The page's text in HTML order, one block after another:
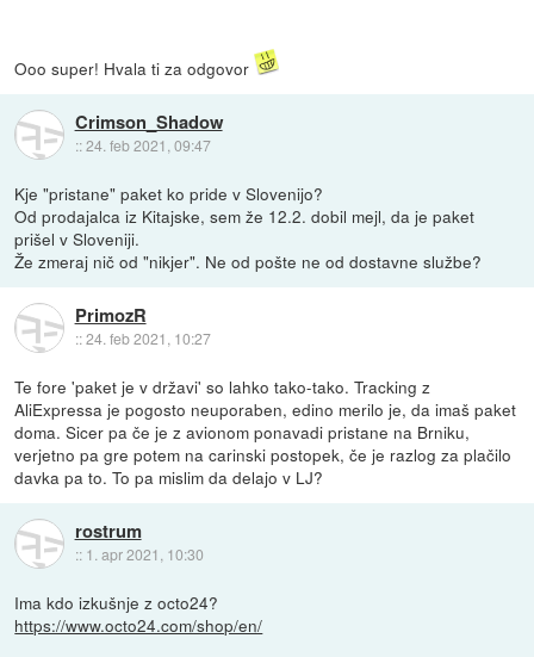
Ooo super! Hvala ti za odgovor
Crimson_Shadow
::24. feb 2021, 09:47
Kje "pristane" paket ko pride v Slovenijo?
Od prodajalca iz Kitajske, sem že 12.2. dobil mejl, da je paket
prišel v Sloveniji.
Že zmeraj nič od "nikjer". Ne od pošte ne od dostavne službe?
PrimozR
::24. feb 2021, 10:27
Te fore 'paket je v državi' so lahko tako-tako. Tracking z
AliExpressa je pogosto neuporaben, edino merilo je, da imaš paket
doma. Sicer pa če je z avionom ponavadi pristane na Brniku,
verjetno pa gre potem na carinski postopek, če je razlog za plačilo
davka pa to. To pa mislim da delajo v LJ?
rostrum
:: 1. apr 2021, 10:30
Ima kdo izkušnje z octo24?
https://www.octo24.com/shop/en/